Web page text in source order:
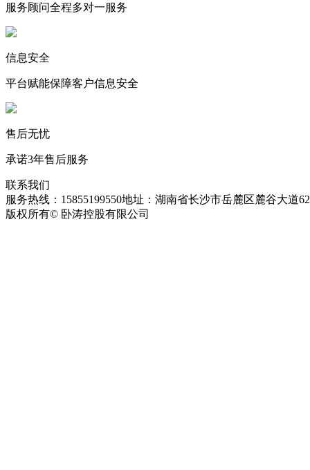
服务顾问全程多对一服务
信息安全
平台赋能保障客户信息安全
售后无忧
承诺3年售后服务
联系我们
服务热线：15855199550地址：湖南省长沙市岳麓区麓谷大道
版权所有© 卧涛控股有限公司